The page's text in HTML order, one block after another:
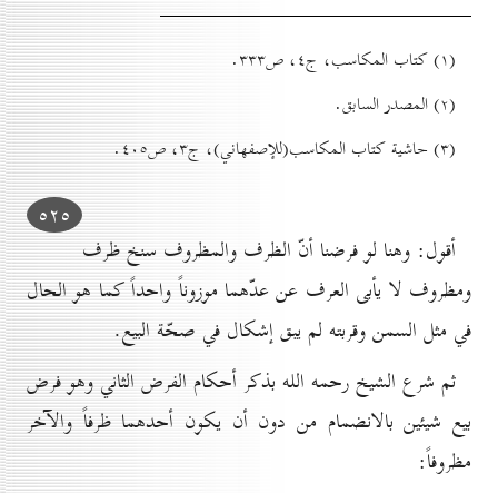
(۱) کتاب المكاسب، ج٤، ص۳۳۳.
(۲) المصدر السابق.
(۳) حاشية کتاب المكاسب(للإصفهاني)، ج۳، ص٤٠٥.
٥۲٥
أقول: وهنا لو فرضنا أنّ الظرف والمظروف سنخ ظرف
ومظروف لا يأبى العرف عن عدّهما موزوناً واحداً كما هو الحال
في مثل السمن وقربته لم يبق إشكال في صحّة البيع.
ثم شرع الشيخ رحمه الله بذكر أحكام الفرض الثاني وهو فرض
بيع شيئين بالانضمام من دون أن يكون أحدهما ظرفاً والآخر
مظروفاً: